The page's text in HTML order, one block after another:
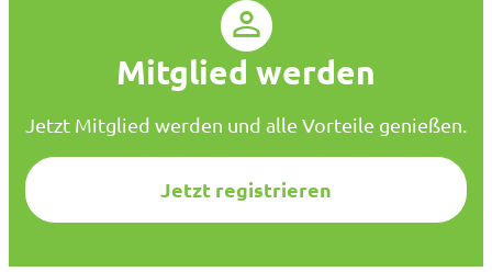
*
Mitglied werden
Jetzt Mitglied werden und alle Vorteile genießen.
Jetzt registrieren